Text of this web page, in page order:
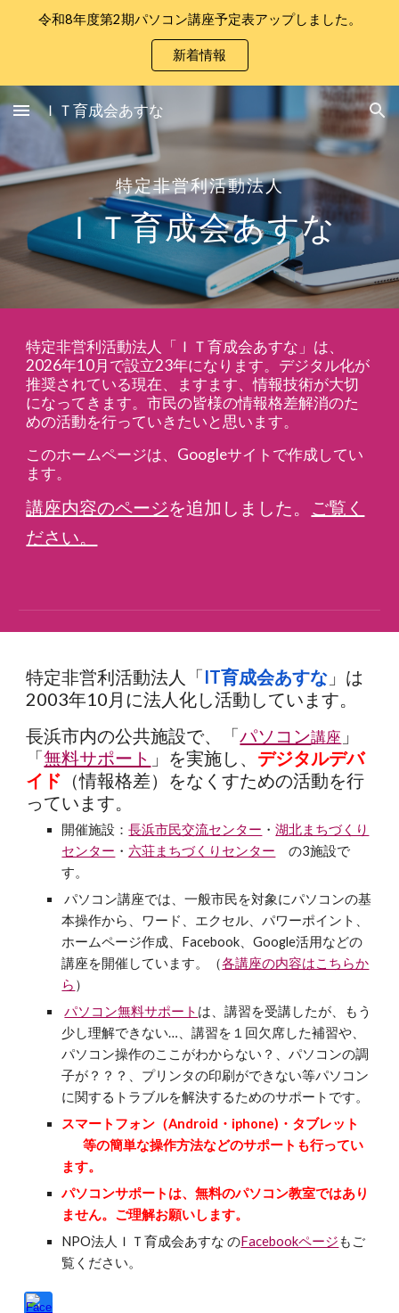
令和8年度第2期パソコン講座予定表アップしました。
新着情報
ＩＴ育成会あすな
特定非営利活動法人
ＩＴ育成会あすな
特定非営利活動法人「ＩＴ育成会あすな」は、
2026年10月で設立23年になります。デジタル化が
推奨されている現在、ますます、情報技術が大切
になってきます。市民の皆様の情報格差解消のた
めの活動を行っていきたいと思います。
このホームページは、Googleサイトで作成してい
ます。
講座内容のページを追加しました。 ご覧く
ださい。
特定非営利活動法人「IT育成会あすな 」は
2003年10月に法人化し活動しています。
長浜市内の公共施設で、「パソコン講座 」
「無料サポート 」を実施し、 デジタルデバ
イド （情報格差）をなくすための活動を行
っています。
開催施設：長浜市民交流センター ・湖北まちづくり
センター ・六荘まちづくりセンター の3施設で
す。
パソコン講座では、一般市民を対象にパソコンの基
本操作から、 ワード エクセル 、パワーポイント、
ホームページ作成、Facebook、Google活用などの
講座を開催 しています。 （各講座の内容はこちらか
ら ）
パソコン無料サポート は、講習を受講したが、もう
少し理解できない…、講習を１回欠席した補習や、
パソコン操作のここがわからない？、パソコンの調
子が？？？、プリンタの印刷ができない等パソコン
に関するトラブルを解決するためのサポートです。
スマートフォン（Android・iphone)・タブレット
等の簡単な操作方法などのサポートも行ってい
ます。
パソコンサポートは、無料のパソコン教室ではあり
ません。ご理解お願いします。
NPO法人 ＩＴ育成会あすな のFacebookページ もご
覧ください。